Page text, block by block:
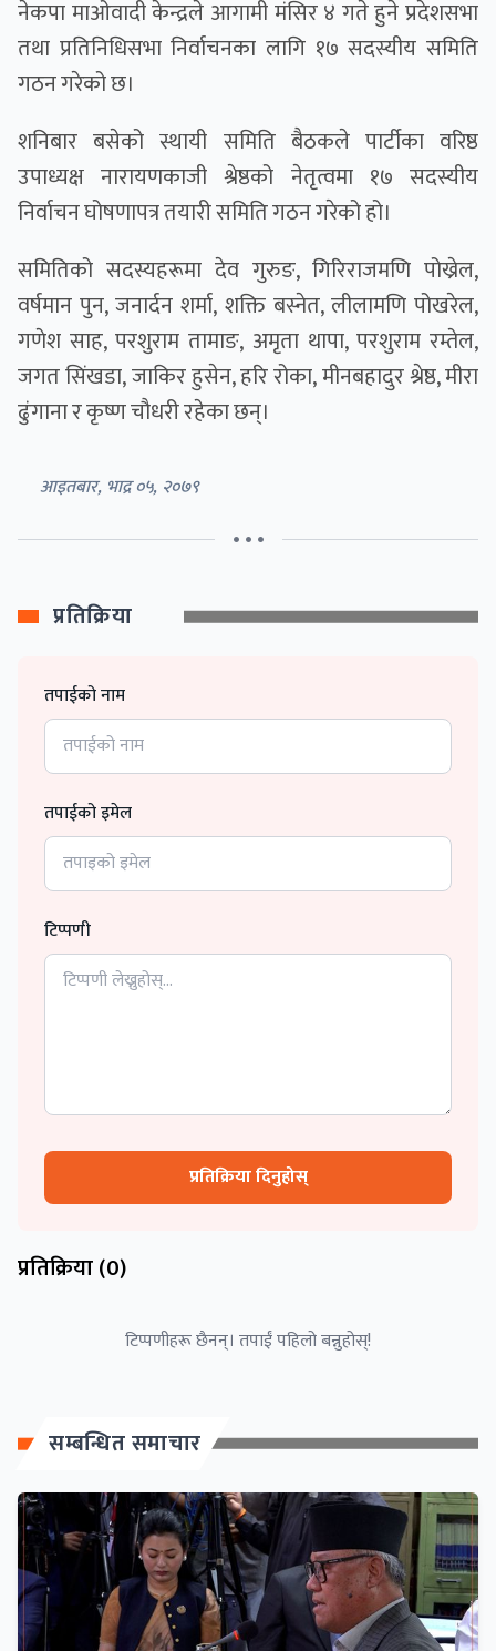
नेकपा माओवादी केन्द्रले आगामी मंसिर ४ गते हुने प्रदेशसभा
तथा प्रतिनिधिसभा निर्वाचनका लागि १७ सदस्यीय समिति
गठन गरेको छ।
शनिबार बसेको स्थायी समिति बैठकले पार्टीका वरिष्ठ
उपाध्यक्ष नारायणकाजी श्रेष्ठको नेतृत्वमा १७ सदस्यीय
निर्वाचन घोषणापत्र तयारी समिति गठन गरेको हो।
समितिको सदस्यहरूमा देव गुरुङ, गिरिराजमणि पोख्रेल,
वर्षमान पुन, जनार्दन शर्मा, शक्ति बस्नेत, लीलामणि पोखरेल,
गणेश साह, परशुराम तामाङ, अमृता थापा, परशुराम रम्तेल,
जगत सिंखडा, जाकिर हुसेन, हरि रोका, मीनबहादुर श्रेष्ठ, मीरा
ढुंगाना र कृष्ण चौधरी रहेका छन्।
आइतबार, भाद्र ०५, २०७९
• • •
प्रतिक्रिया
तपाईको नाम
तपाईको इमेल
टिप्पणी
प्रतिक्रिया दिनुहोस्
प्रतिक्रिया (0)
टिप्पणीहरू छैनन्। तपाईं पहिलो बन्नुहोस्!
सम्बन्धित समाचार